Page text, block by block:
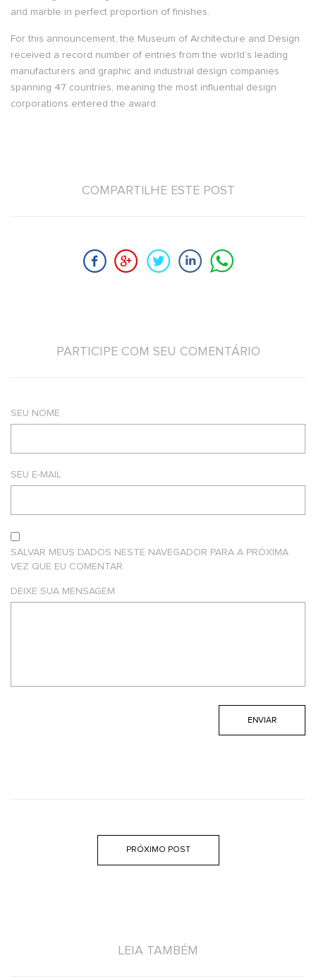
and marble in perfect proportion of finishes.
For this announcement, the Museum of Architecture and Design
received a record number of entries from the world’s leading
manufacturers and graphic and industrial design companies
spanning 47 countries, meaning the most influential design
corporations entered the award.
COMPARTILHE ESTE POST
PARTICIPE COM SEU COMENTÁRIO
SEU NOME
SEU E-MAIL
SALVAR MEUS DADOS NESTE NAVEGADOR PARA A PRÓXIMA
VEZ QUE EU COMENTAR.
DEIXE SUA MENSAGEM
PRÓXIMO POST
LEIA TAMBÉM